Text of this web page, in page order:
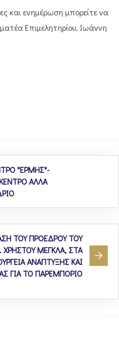
και ενημέρωση μπορείτε να
Επιμελητηρίου, Ιωάννη
"ΕΡΜΗΣ"-
ΑΛΛΑ
ΤΟΥ ΠΡΟΕΔΡΟΥ ΤΟΥ
ΧΡΗΣΤΟΥ ΜΕΓΚΛΑ, ΣΤΑ
ΑΝΑΠΤΥΞΗΣ ΚΑΙ
ΓΙΑ ΤΟ ΠΑΡΕΜΠΟΡΙΟ